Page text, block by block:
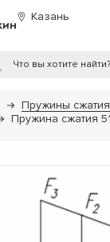
Казань
Пружины сжатия
Пружина сжатия